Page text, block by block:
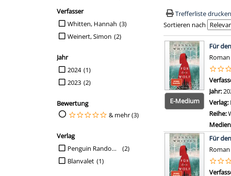
Suchfilter
Verfasser
Suche auf Verfasser einschränken
(3)
Whitten, Hannah
(2)
Weinert, Simon
Jahr
Suche auf Jahr einschränken
(1)
2024
(2)
2023
Bewertung
Suche auf Bewertung einschränken
& mehr (3)
Verlag
Suche auf Verlag einschränken
(2)
Penguin Random House Verlagsgruppe GmbH
(1)
Blanvalet
Trefferliste drucken
Sortieren nach
Suchergebnis
E-Medium
Für
Roman
Jahr:
Verlag:
Reihe:
Für
Roman